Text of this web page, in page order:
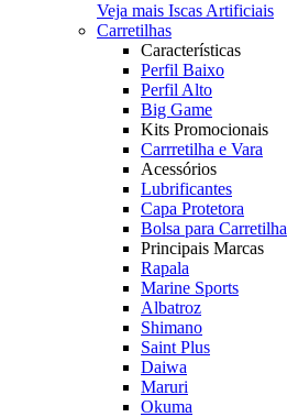
Veja mais Iscas Artificiais
Carretilhas
Características
Perfil Baixo
Perfil Alto
Big Game
Kits Promocionais
Carrretilha e Vara
Acessórios
Lubrificantes
Capa Protetora
Bolsa para Carretilha
Principais Marcas
Rapala
Marine Sports
Albatroz
Shimano
Saint Plus
Daiwa
Maruri
Okuma